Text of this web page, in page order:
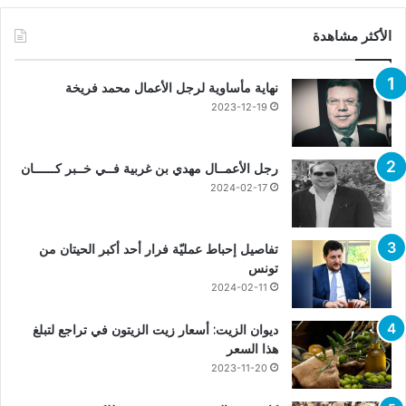
الأكثر مشاهدة
نهاية مأساوية لرجل الأعمال محمد فريخة
2023-12-19
رجل الأعمــال مهدي بن غربية فــي خــبر كــــــان
2024-02-17
تفاصيل إحباط عمليّة فرار أحد أكبر الحيتان من
تونس
2024-02-11
ديوان الزيت: أسعار زيت الزيتون في تراجع لتبلغ
هذا السعر
2023-11-20